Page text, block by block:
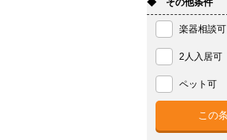
◆ その他条件
楽器相談可
2人入居可
ペット可